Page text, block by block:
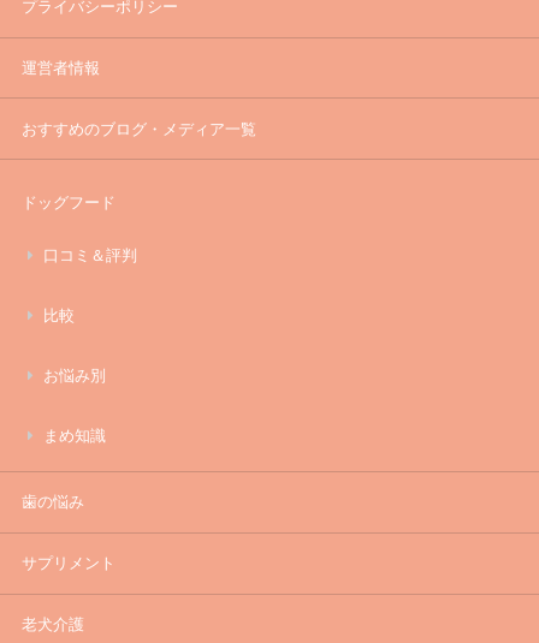
プライバシーポリシー
運営者情報
おすすめのブログ・メディア一覧
ドッグフード
口コミ＆評判
比較
お悩み別
まめ知識
歯の悩み
サプリメント
老犬介護